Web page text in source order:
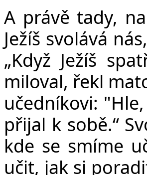
A právě tady,
Ježíš svolává
„Když Ježíš
miloval, řekl
učedníkovi:
přijal k sobě.“
kde se smíme
učit, jak si